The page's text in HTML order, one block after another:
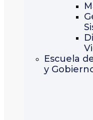
Escuela
y